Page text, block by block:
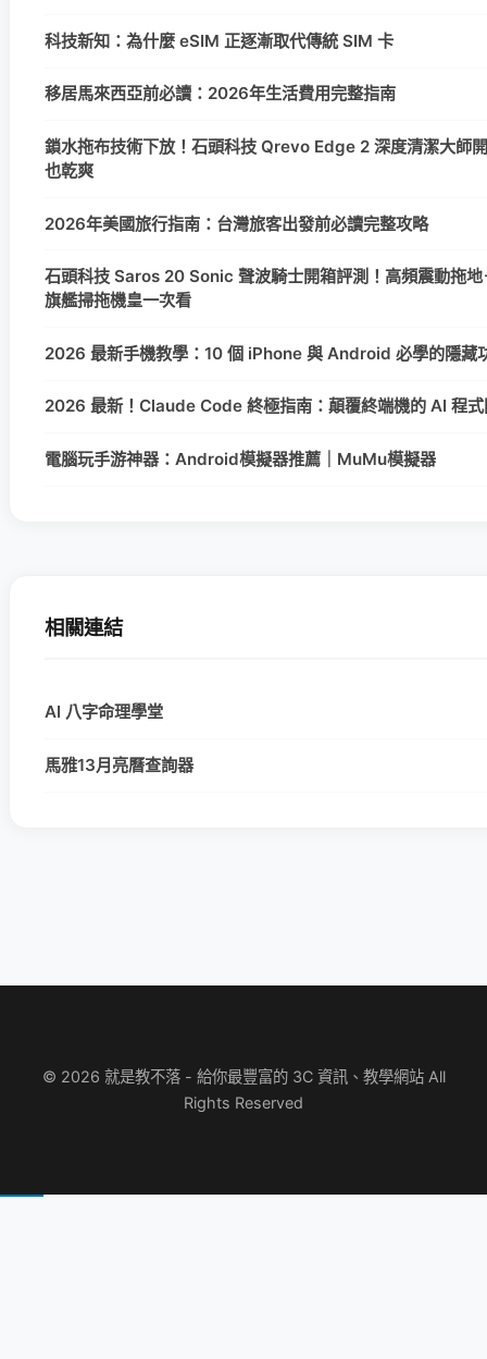
科技新知：為什麼 eSIM 正逐漸取代傳統 SIM 卡
移居馬來西亞前必讀：2026年生活費用完整指南
鎖水拖布技術下放！石頭科技 Qrevo Edge 2 深度清潔大師
也乾爽
2026年美國旅行指南：台灣旅客出發前必讀完整攻略
石頭科技 Saros 20 Sonic 聲波騎士開箱評測！高頻震動拖
旗艦掃拖機皇一次看
2026 最新手機教學：10 個 iPhone 與 Android 必學的隱藏
2026 最新！Claude Code 終極指南：顛覆終端機的 AI 程式
電腦玩手游神器：Android模擬器推薦｜MuMu模擬器
相關連結
AI 八字命理學堂
馬雅13月亮曆查詢器
© 2026 就是教不落 - 給你最豐富的 3C 資訊、教學網站 All
Rights Reserved